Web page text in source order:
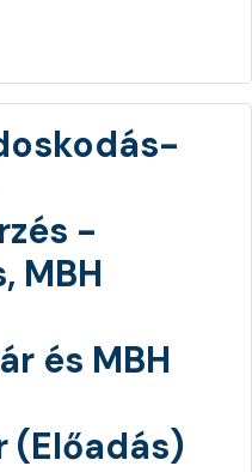
-
MBH
és MBH
(Előadás)